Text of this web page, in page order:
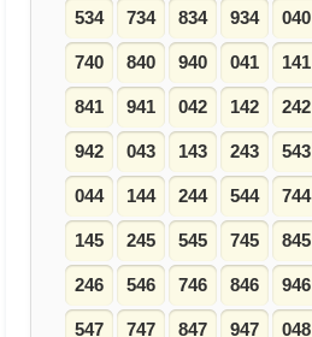
534 734 834 934 040
740 840 940 041 141
841 941 042 142 242
942 043 143 243 543
044 144 244 544 744
145 245 545 745 845
246 546 746 846 946
547 747 847 947 048